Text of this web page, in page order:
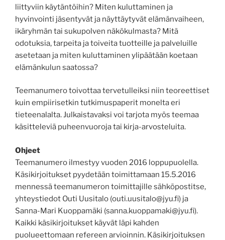
liittyviin käytäntöihin? Miten kuluttaminen ja
hyvinvointi jäsentyvät ja näyttäytyvät elämänvaiheen,
ikäryhmän tai sukupolven näkökulmasta? Mitä
odotuksia, tarpeita ja toiveita tuotteille ja palveluille
asetetaan ja miten kuluttaminen ylipäätään koetaan
elämänkulun saatossa?
Teemanumero toivottaa tervetulleiksi niin teoreettiset
kuin empiirisetkin tutkimuspaperit monelta eri
tieteenalalta. Julkaistavaksi voi tarjota myös teemaa
käsitteleviä puheenvuoroja tai kirja-arvosteluita.
Ohjeet
Teemanumero ilmestyy vuoden 2016 loppupuolella.
Käsikirjoitukset pyydetään toimittamaan 15.5.2016
mennessä teemanumeron toimittajille sähköpostitse,
yhteystiedot Outi Uusitalo (outi.uusitalo@jyu.fi) ja
Sanna-Mari Kuoppamäki (sanna.kuoppamaki@jyu.fi).
Kaikki käsikirjoitukset käyvät läpi kahden
puolueettomaan refereen arvioinnin. Käsikirjoituksen